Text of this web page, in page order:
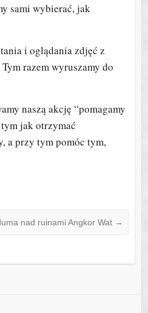
sami wybierać, jak
i oglądania zdjęć z
razem wyruszamy do
naszą akcję “pomagamy
jak otrzymać
a przy tym pomóc tym,
nad ruinami Angkor Wat →